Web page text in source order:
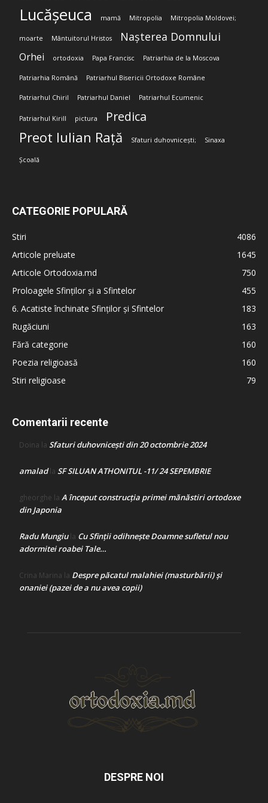
Lucășeuca mamă Mitropolia Mitropolia Moldovei;
moarte Mântuitorul Hristos Nașterea Domnului
Orhei ortodoxia Papa Francisc Patriarhia de la Moscova
Patriarhia Română Patriarhul Bisericii Ortodoxe Române
Patriarhul Chiril Patriarhul Daniel Patriarhul Ecumenic
Patriarhul Kirill pictura Predica
Preot Iulian Rață Sfaturi duhovnicești; Sinaxa
Școală
CATEGORIE POPULARĂ
Stiri
4086
Articole preluate
1645
Articole Ortodoxia.md
750
Proloagele Sfinților și a Sfintelor
455
6. Acatiste închinate Sfinților și Sfintelor
183
Rugăciuni
163
Fără categorie
160
Poezia religioasă
160
Stiri religioase
79
Comentarii recente
Doina la Sfaturi duhovnicești din 20 octombrie 2024
amaladla SF SILUAN ATHONITUL -11/ 24 SEPEMBRIE
gheorghe la A început construcţia primei mănăstiri ortodoxe
din Japonia
Radu Mungiula Cu Sfinții odihnește Doamne sufletul nou
adormitei roabei Tale…
Crina Marina la Despre păcatul malahiei (masturbării) şi
onaniei (pazei de a nu avea copii)
DESPRE NOI